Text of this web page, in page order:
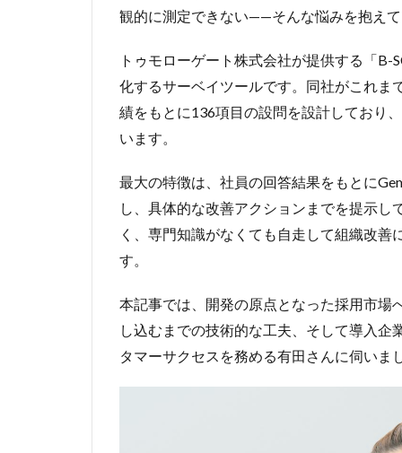
観的に測定できない——そんな悩みを抱え
トゥモローゲート株式会社が提供する「
化するサーベイツールです。同社がこれま
績をもとに136項目の設問を設計しており
います。
最大の特徴は、社員の回答結果をもとに
し、具体的な改善アクションまでを提示
く、専門知識がなくても自走して組織改
す。
本記事では、開発の原点となった採用市場
し込むまでの技術的な工夫、そして導入
タマーサクセスを務める有田さんに伺いま